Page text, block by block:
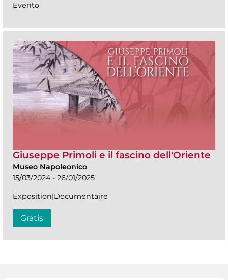
Evento
Giuseppe Primoli e il fascino dell'Oriente
Museo Napoleonico
15/03/2024 - 26/01/2025
Exposition|Documentaire
Gratis